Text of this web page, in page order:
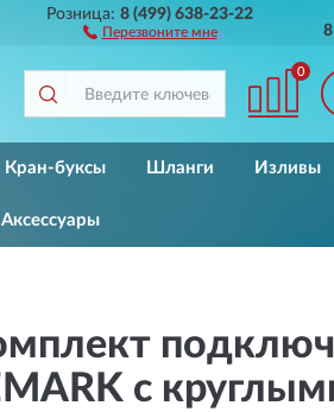
ДОСТАВИМ ПО
Розница:8 (499) 638-23-22
Перезвоните мне
0
Кран-буксы Шланги Изливы
Аксессуары
с